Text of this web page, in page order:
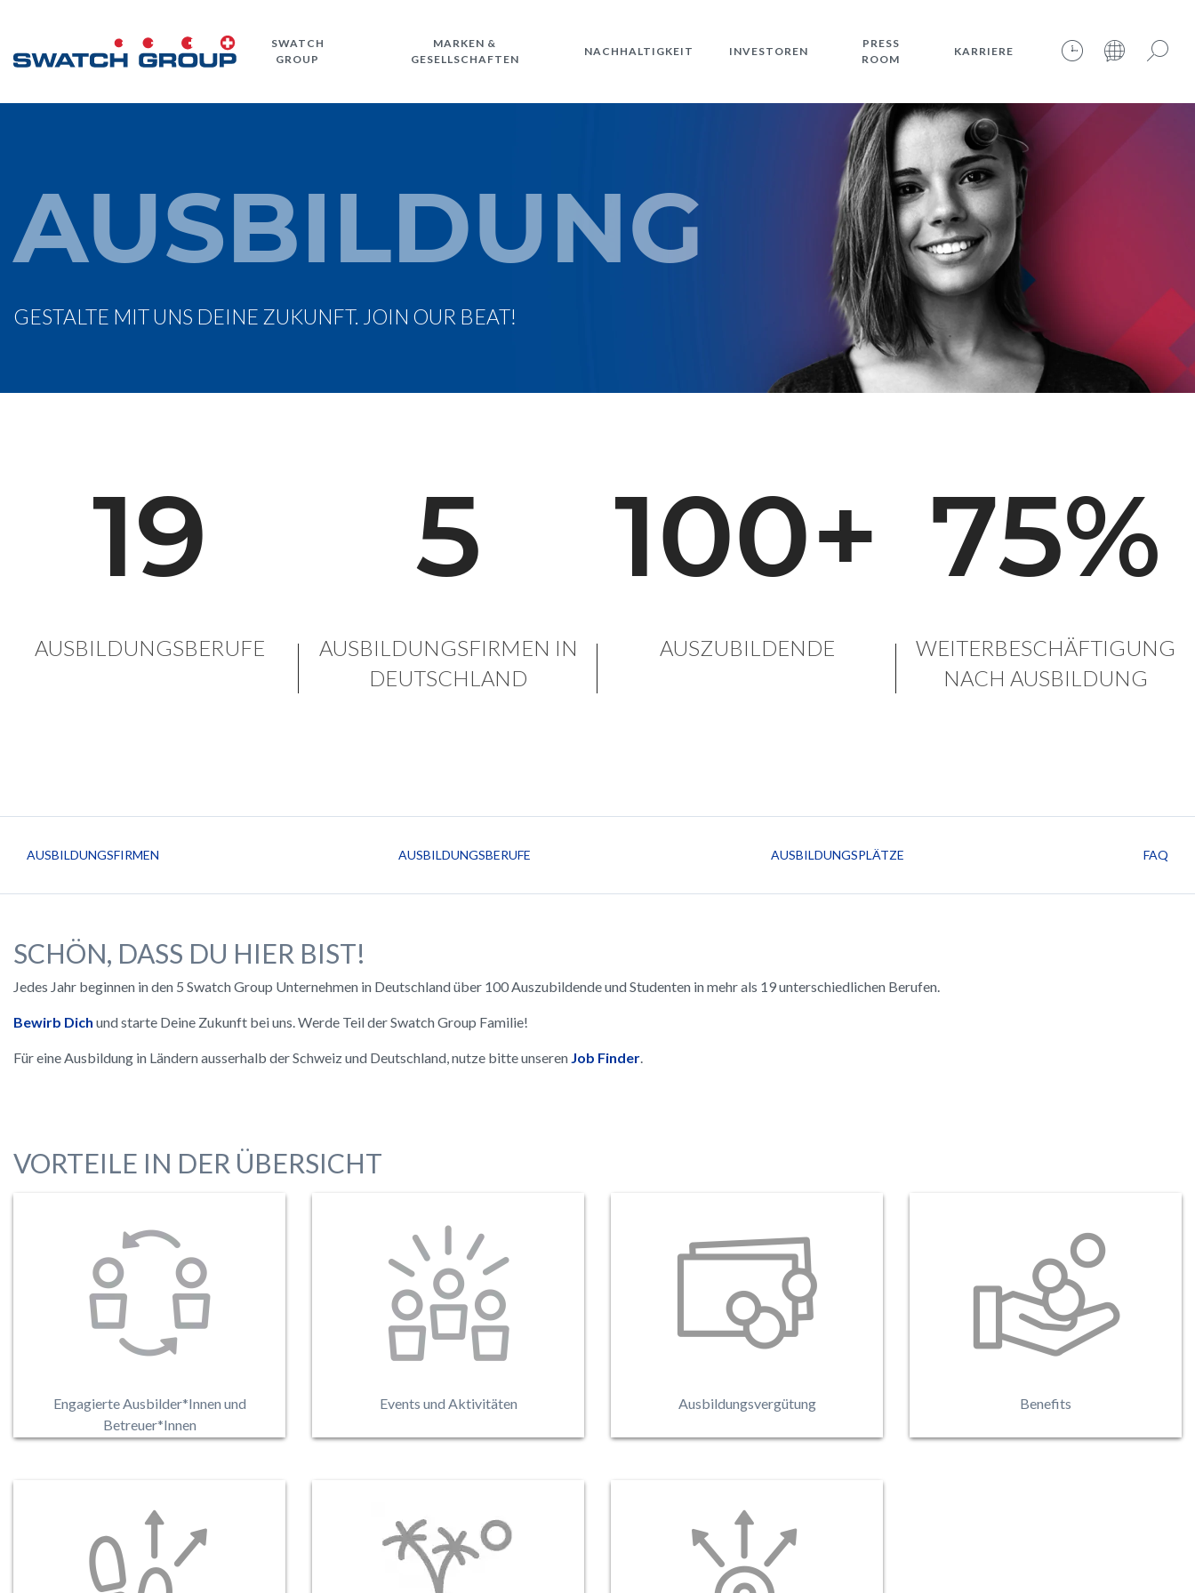
Inhalt
SWATCH
GROUP
MARKEN &
GESELLSCHAFTEN
NACHHALTIGKEIT INVESTOREN
PRESS
ROOM
KARRIERE
AUSBILDUNG
GESTALTE MIT UNS DEINE ZUKUNFT. JOIN OUR BEAT!
19
AUSBILDUNGSBERUFE
5
AUSBILDUNGSFIRMEN IN
DEUTSCHLAND
100+
AUSZUBILDENDE
75%
WEITERBESCHÄFTIGUNG
NACH AUSBILDUNG
AUSBILDUNGSFIRMEN AUSBILDUNGSBERUFE AUSBILDUNGSPLÄTZE FAQ
SCHÖN, DASS DU HIER BIST!
Jedes Jahr beginnen in den 5 Swatch Group Unternehmen in Deutschland über 100 Auszubildende und Studenten in mehr als 19 unterschiedlichen Berufen.
Bewirb Dich und starte Deine Zukunft bei uns. Werde Teil der Swatch Group Familie!
Für eine Ausbildung in Ländern ausserhalb der Schweiz und Deutschland, nutze bitte unseren Job Finder.
VORTEILE IN DER ÜBERSICHT
Engagierte Ausbilder*Innen und
Betreuer*Innen
Wir fördern Deine Talente und
begleiten Dich auf dem Weg durch
Deine Ausbildung.
Events und Aktivitäten
Es warten spannende Workshops,
Seminare und Events auf Dich, dabei
lernst Du viele andere Auszubildende
und Studenten der Swatch Group
Ausbildungsvergütung
Du erhältst eine
überdurchschnittliche
Ausbildungsvergütung von uns
welche mit zusätzlichen Benefits
Benefits
Deine Arbeitsmittel wie z.B.
Notebooks, Fachbücher oder
Werkzeuge die für Deine Ausbildung
notwendig sind werden von der
Swatch Group getragen.
Je nach Berufsbild erhältst Du die
Möglichkeit Deine Fachkenntnisse in
In jedem Ausbildungsjahr (je nach
Standort) profitierst Du von 5 bis 6
Die Swatch Group bietet hohe
Übernahmeperspektiven nach
erfolgreich abgeschlossener